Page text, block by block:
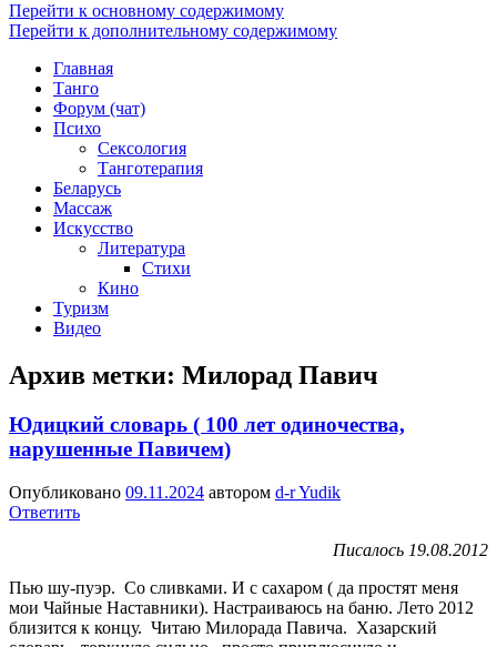
Перейти к основному содержимому
Перейти к дополнительному содержимому
Главная
Танго
Форум (чат)
Психо
Сексология
Танготерапия
Беларусь
Массаж
Искусство
Литература
Стихи
Кино
Туризм
Видео
Архив метки: Милорад Павич
Юдицкий словарь ( 100 лет одиночества,
нарушенные Павичем)
Опубликовано 09.11.2024 автором d-r Yudik
Ответить
Писалось 19.08.2012
Пью шу-пуэр. Со сливками. И с сахаром ( да простят меня
мои Чайные Наставники). Настраиваюсь на баню. Лето 2012
близится к концу. Читаю Милорада Павича. Хазарский